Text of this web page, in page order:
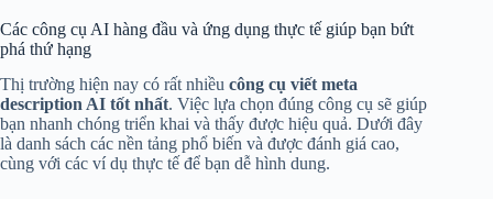
Các công cụ AI hàng đầu và ứng dụng thực tế giúp bạn bứt
phá thứ hạng
Thị trường hiện nay có rất nhiều công cụ viết meta
description AI tốt nhất. Việc lựa chọn đúng công cụ sẽ giúp
bạn nhanh chóng triển khai và thấy được hiệu quả. Dưới đây
là danh sách các nền tảng phổ biến và được đánh giá cao,
cùng với các ví dụ thực tế để bạn dễ hình dung.